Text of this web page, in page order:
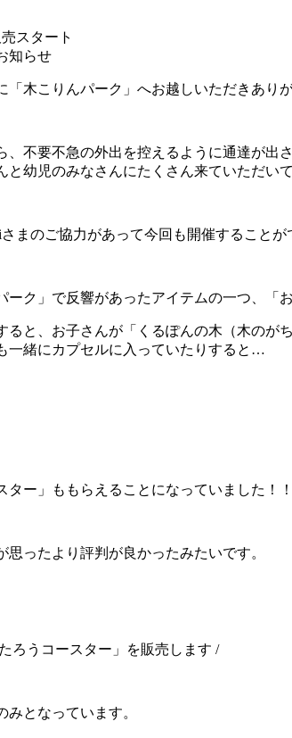
スタート
知らせ
「木こりんパーク」へお越しいただきあり
、不要不急の外出を控えるように通達が
と幼児のみなさんにたくさん来ていただい
まのご協力があって今回も開催すること
ーク」で反響があったアイテムの一つ、「
ると、お子さんが「くるぽんの木（木の
一緒にカプセルに入っていたりすると…
ター」ももらえることになっていました！！
思ったより評判が良かったみたいです。
ろうコースター」を販売します /
となっています。